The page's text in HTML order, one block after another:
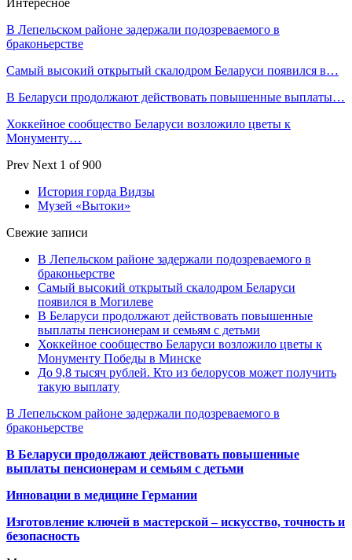
В Лепельском районе задержали подозреваемого в
браконьерстве
Самый высокий открытый скалодром Беларуси появился в…
В Беларуси продолжают действовать повышенные выплаты…
Хоккейное сообщество Беларуси возложило цветы к
Монументу…
Prev Next 1 of 900
История горда Видзы
Музей «Вытоки»
Свежие записи
В Лепельском районе задержали подозреваемого в
браконьерстве
Самый высокий открытый скалодром Беларуси
появился в Могилеве
В Беларуси продолжают действовать повышенные
выплаты пенсионерам и семьям с детьми
Хоккейное сообщество Беларуси возложило цветы к
Монументу Победы в Минске
До 9,8 тысяч рублей. Кто из белорусов может получить
такую выплату
В Лепельском районе задержали подозреваемого в
браконьерстве
В Беларуси продолжают действовать повышенные
выплаты пенсионерам и семьям с детьми
Инновации в медицине Германии
Изготовление ключей в мастерской – искусство, точность и
безопасность